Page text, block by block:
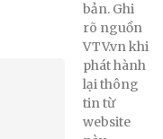
bản. Ghi
rõ nguồn
VTV.vn khi
phát hành
lại thông
tin từ
website